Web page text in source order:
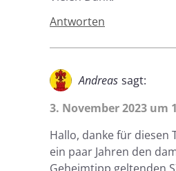
Antworten
Andreas sagt:
3. November 2023 um
Hallo, danke für diesen
ein paar Jahren den